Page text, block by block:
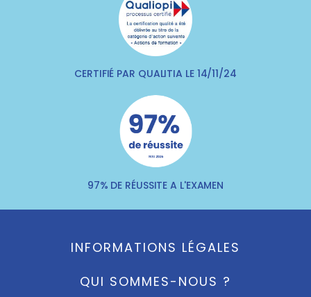
CERTIFIÉ PAR QUALITIA LE 14/11/24
97% DE RÉUSSITE A L'EXAMEN
INFORMATIONS LÉGALES
QUI SOMMES-NOUS ?